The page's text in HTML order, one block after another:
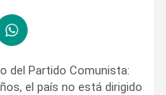
del Partido Comunista:
el país no está dirigido